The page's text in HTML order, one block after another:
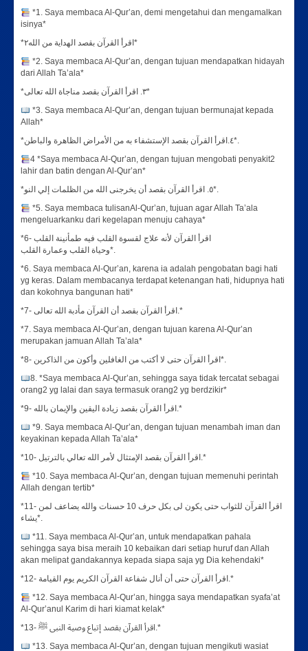
*1. Saya membaca Al-Qur’an, demi mengetahui dan mengamalkan
isinya*
*اقرأ القرآن بقصد الهداية من الله٢*
*2. Saya membaca Al-Qur’an, dengan tujuan mendapatkan hidayah
dari Allah Ta’ala*
*٣. اقرأ القرآن بقصد مناجاة الله تعالى*
*3. Saya membaca Al-Qur’an, dengan tujuan bermunajat kepada
Allah*
*٤.اقرأ القرآن بقصد الإستشفاء به من الأمراض الظاهرة والباطن*.
4 *Saya membaca Al-Qur’an, dengan tujuan mengobati penyakit2
lahir dan batin dengan Al-Qur’an*
*٥. اقرأ القرآن بقصد أن يخرجنى الله من الظلمات إلي النو*.
*5. Saya membaca tulisanAl-Qur’an, tujuan agar Allah Ta’ala
mengeluarkanku dari kegelapan menuju cahaya*
*6- اقرأ القرآن لأنه علاج لقسوة القلب فيه طمأنينة القلب
وحياة القلب وعمارة القلب*.
*6. Saya membaca Al-Qur’an, karena ia adalah pengobatan bagi hati
yg keras. Dalam membacanya terdapat ketenangan hati, hidupnya hati
dan kokohnya bangunan hati*
*7- اقرأ القرآن بقصد أن القرآن مأدبة الله تعالى.*
*7. Saya membaca Al-Qur’an, dengan tujuan karena Al-Qur’an
merupakan jamuan Allah Ta’ala*
*8- اقرأ القرآن حتى لا أكتب من الغافلين وأكون من الذاكرين*.
8. *Saya membaca Al-Qur’an, sehingga saya tidak tercatat sebagai
orang2 yg lalai dan saya termasuk orang2 yg berdzikir*
*9- اقرأ القرآن بقصد زيادة اليقين والإيمان بالله.*
*9. Saya membaca Al-Qur’an, dengan tujuan menambah iman dan
keyakinan kepada Allah Ta’ala*
*10- اقرأ القرآن بقصد الإمتثال لأمر الله تعالي بالترتيل.*
*10. Saya membaca Al-Qur’an, dengan tujuan memenuhi perintah
Allah dengan tertib*
*11- اقرأ القرآن للثواب حتى يكون لى بكل حرف 10 حسنات والله يضاعف لمن
يشاء*.
*11. Saya membaca Al-Qur’an, untuk mendapatkan pahala
sehingga saya bisa meraih 10 kebaikan dari setiap huruf dan Allah
akan melipat gandakannya kepada siapa saja yg Dia kehendaki*
*12- اقرأ القرآن حتى أن أنال شفاعة القرآن الكريم يوم القيامة.*
*12. Saya membaca Al-Qur’an, hingga saya mendapatkan syafa’at
Al-Qur’anul Karim di hari kiamat kelak*
*13- اقرأ القرآن بقصد إتباع وصية النبى ﷺ.*
*13. Saya membaca Al-Qur’an, dengan tujuan mengikuti wasiat